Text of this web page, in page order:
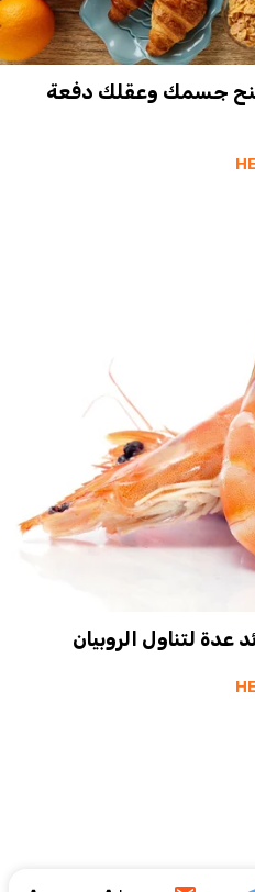
7 أطعمة تمنح جسمك وعقلك دفعة
عدة لتناول الروبيان